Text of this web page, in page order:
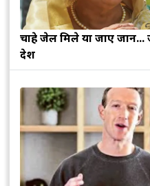
चाहे जेल मिले या जाए
देश